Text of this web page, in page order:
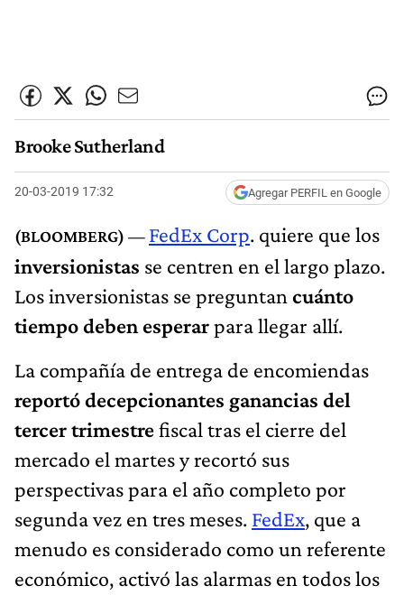
Brooke Sutherland
20-03-2019 17:32 Agregar PERFIL en Google
FedEx Corp. quiere que los
inversionistas se centren en el largo plazo.
Los inversionistas se preguntan cuánto
tiempo deben esperarpara llegar allí.
La compañía de entrega de encomiendas
reportó decepcionantes ganancias del
tercer trimestrefiscal tras el cierre del
mercado el martes y recortó sus
perspectivas para el año completo por
segunda vez en tres meses. FedEx, que a
menudo es considerado como un referente
económico, activó las alarmas en todos los